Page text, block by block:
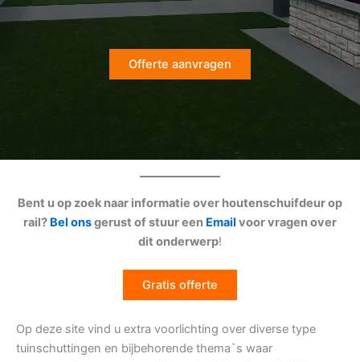
Offerte aanvragen
Bent u op zoek naar informatie over houtenschuifdeur op
rail? Bel onsgerust of stuur een Email voor vragen over
dit onderwerp!
Gratis offerte
Op deze site vind u extra voorlichting over diverse type
tuinschuttingen en bijbehorende thema`s waar